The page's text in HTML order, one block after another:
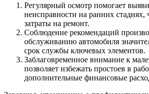
Регулярный осмотр помогает
неисправности на ранних стадиях,
затраты на ремонт.
Соблюдение рекомендаций
обслуживанию автомобиля
срок службы ключевых элементов.
Заблаговременное внимание к
позволяет избежать простоев в
дополнительные финансовые